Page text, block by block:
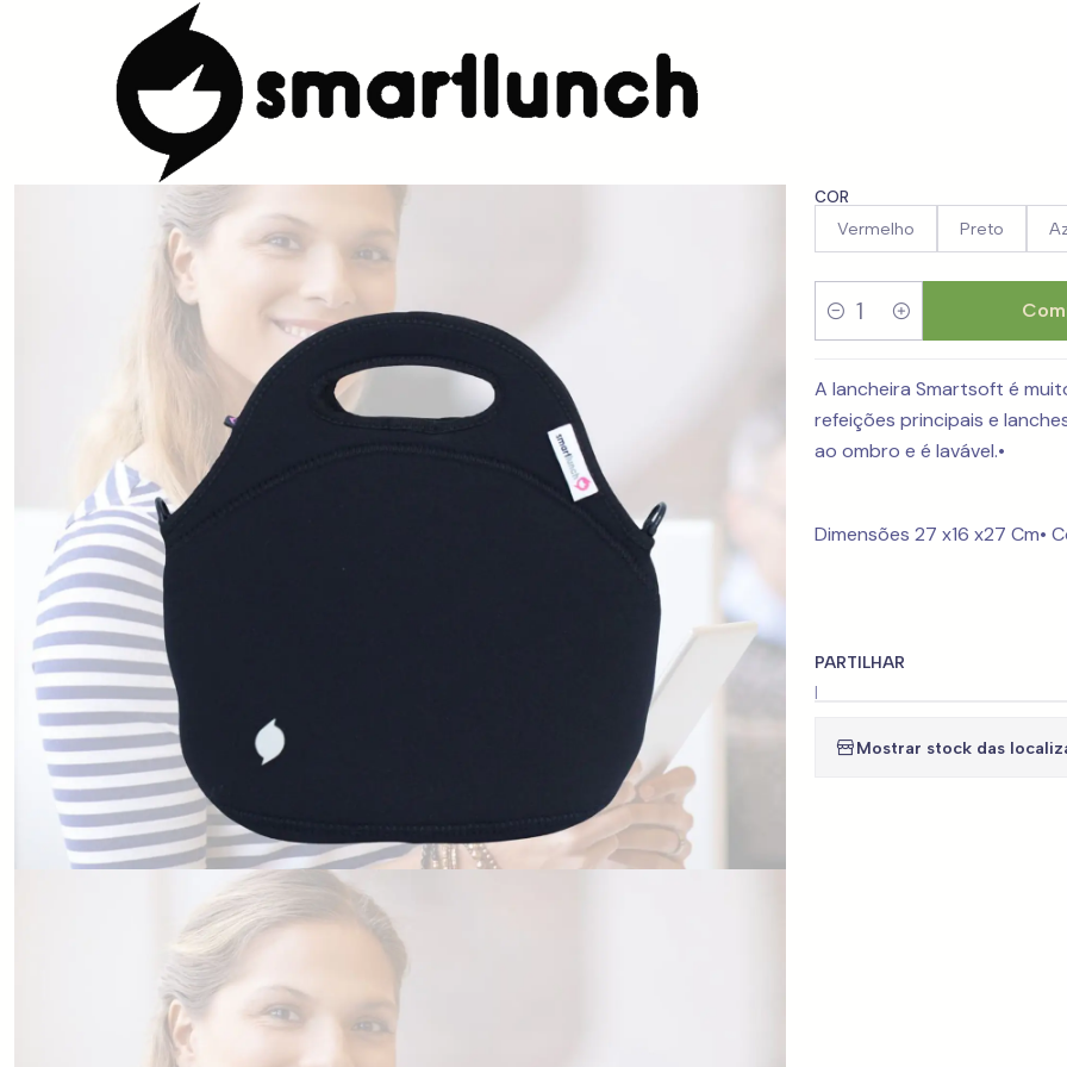
CARACTERISTICAS
Lancheira
COR
Vermelho Preto
Quantidade
A lancheira Smartsoft é
refeições principais e
ao ombro e é lavável.•
Dimensões 27 x16 x27 Cm•
PARTILHAR
|
Mostrar stock das